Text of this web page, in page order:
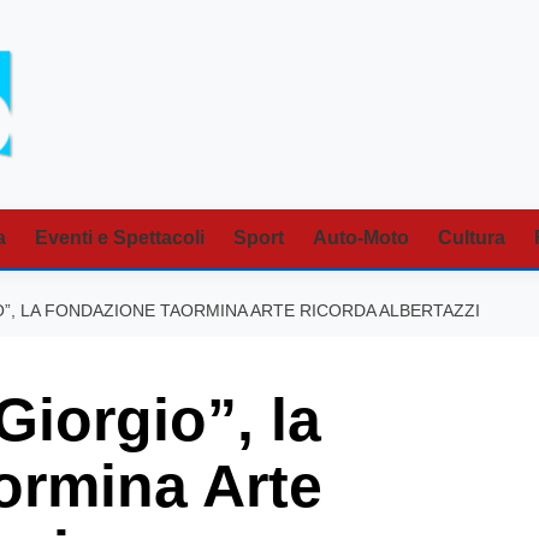
Eventi e Spettacoli Sport Auto-Moto Cultura
LA FONDAZIONE TAORMINA ARTE RICORDA ALBERTAZZI
la
Arte